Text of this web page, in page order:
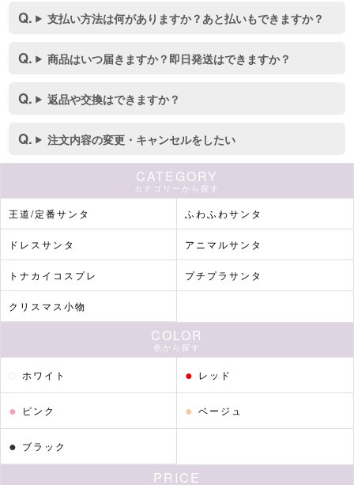
支払い方法は何がありますか？あと払いもできますか？
商品はいつ届きますか？即日発送はできますか？
返品や交換はできますか？
注文内容の変更・キャンセルをしたい
CATEGORY
カテゴリーから探す
王道/定番サンタ ふわふわサンタ
ドレスサンタ アニマルサンタ
トナカイコスプレ プチプラサンタ
クリスマス小物
COLOR
色から探す
ホワイト ● レッド
● ピンク ● ベージュ
● ブラック
PRICE